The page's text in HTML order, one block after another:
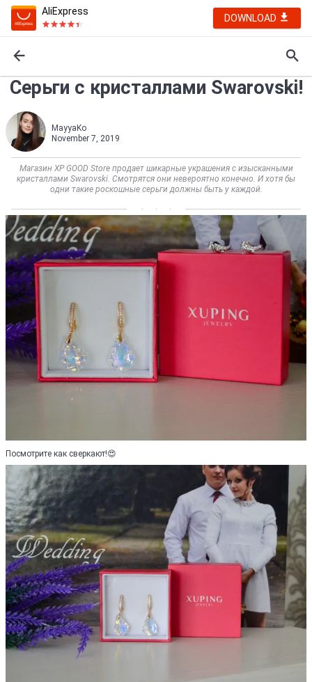
AliExpress
DOWNLOAD
Серьги с кристаллами Swarovski!
MayyaKo
November 7, 2019
Магазин XP GOOD Store продает шикарные украшения с изысканными
кристаллами Swarovski. Смотрятся они невероятно конечно. И хотя бы
одни такие роскошные серьги должны быть у каждой.
Посмотрите как сверкают!😍